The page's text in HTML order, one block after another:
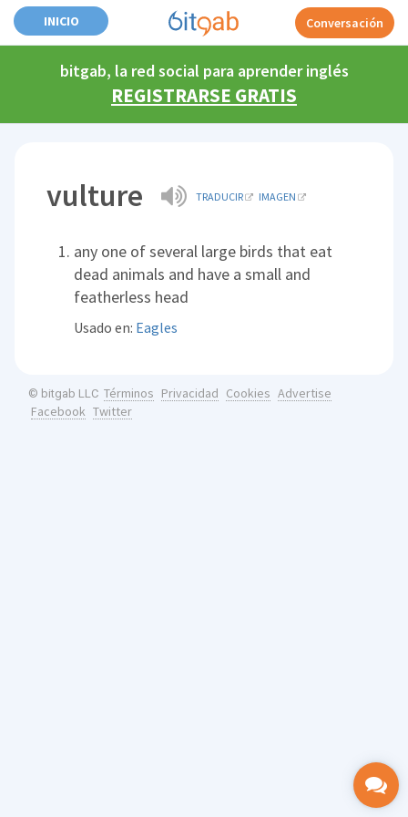
INICIO Conversación
bitgab, la red social para aprender inglés
REGISTRARSE GRATIS
vulture TRADUCIR IMAGEN
any one of several large birds that eat
dead animals and have a small and
featherless head
Usado en: Eagles
© bitgab LLC Términos Privacidad Cookies Advertise
Facebook Twitter